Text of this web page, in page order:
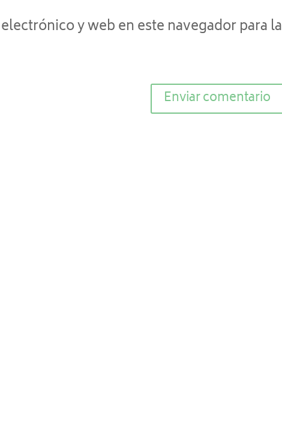
y web en este navegador para la